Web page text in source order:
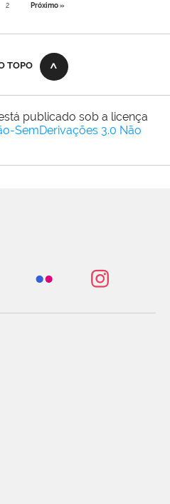
2 Próximo »
TOPO
publicado sob a licença
SemDerivações 3.0 Não